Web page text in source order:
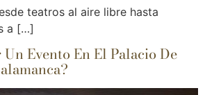
teatros al aire libre hasta
a […]
Evento En El Palacio De